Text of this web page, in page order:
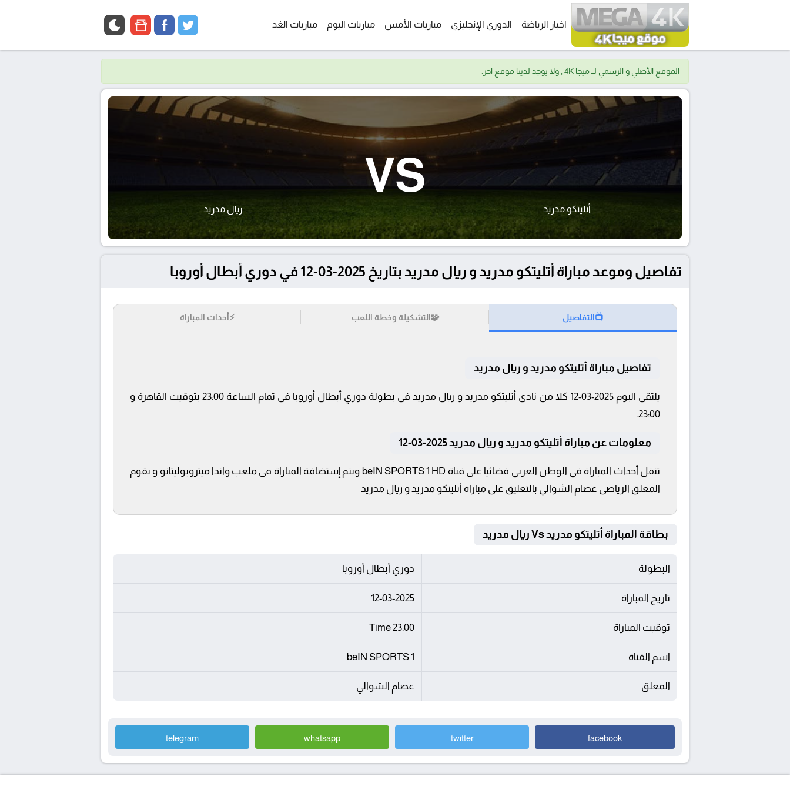
اخبار الرياضة الدوري الإنجليزي مباريات الأمس مباريات اليوم مباريات الغد twitter
facebook
google
الموقع الأصلي و الرسمي لــ ميجا 4K , ولا يوجد لدينا موقع اخر.
أتليتكو مدريد
VS
ريال مدريد
تفاصيل وموعد مباراة أتليتكو مدريد و ريال مدريد بتاريخ 2025-03-12 في دوري أبطال أوروبا
📺التفاصيل 🧩التشكيلة وخطة اللعب ⚡أحداث المباراة
تفاصيل مباراة أتليتكو مدريد و ريال مدريد
يلتقى اليوم 2025-03-12 كلا من نادى أتليتكو مدريد و ريال مدريد فى بطولة دوري أبطال أوروبا فى تمام الساعة 23:00 بتوقيت القاهرة و
23:00.
معلومات عن مباراة أتليتكو مدريد و ريال مدريد 2025-03-12
تنقل أحداث المباراة في الوطن العربي فضائيا على قناة beIN SPORTS 1 HD ويتم إستضافة المباراة في ملعب واندا ميتروبوليتانو و يقوم
المعلق الرياضى عصام الشوالي بالتعليق على مباراة أتليتكو مدريد و ريال مدريد
بطاقة المباراة أتليتكو مدريد Vs ريال مدريد
البطولة دوري أبطال أوروبا
تاريخ المباراة 12-03-2025
توقيت المباراة 23:00 Time
اسم القناة beIN SPORTS 1
المعلق عصام الشوالي
facebook
twitter
whatsapp
telegram